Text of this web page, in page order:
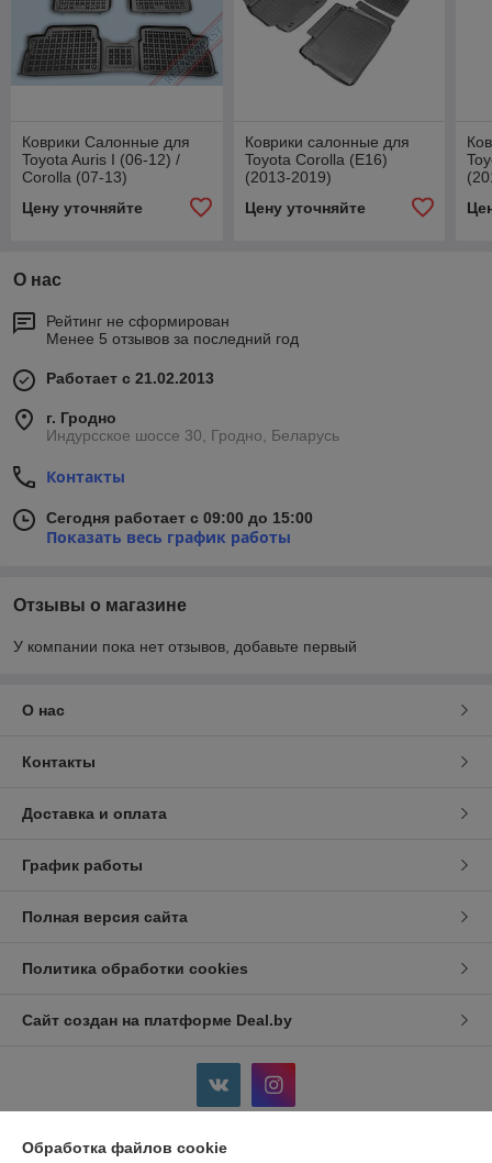
Коврики Салонные для
Toyota Auris I (06-12) /
Corolla (07-13)
Цену уточняйте
Коврики салонные для
Toyota Corolla (E16)
(2013-2019)
Цену уточняйте
О нас
Рейтинг не сформирован
Менее 5 отзывов за последний год
Работает с 21.02.2013
г. Гродно
Индурсское шоссе 30, Гродно, Беларусь
Контакты
Сегодня работает с 09:00 до 15:00
Показать весь график работы
Отзывы о магазине
У компании пока нет отзывов, добавьте первый
О нас
Контакты
Доставка и оплата
График работы
Полная версия сайта
Политика обработки cookies
Сайт создан на платформе Deal.by
Обработка файлов cookie